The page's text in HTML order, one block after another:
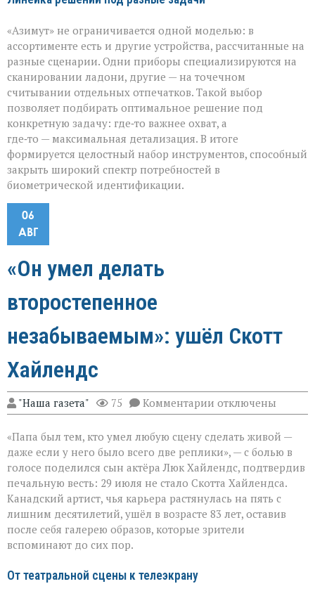
«Азимут» не ограничивается одной моделью: в
ассортименте есть и другие устройства, рассчитанные на
разные сценарии. Одни приборы специализируются на
сканировании ладони, другие — на точечном
считывании отдельных отпечатков. Такой выбор
позволяет подбирать оптимальное решение под
конкретную задачу: где‑то важнее охват, а
где‑то — максимальная детализация. В итоге
формируется целостный набор инструментов, способный
закрыть широкий спектр потребностей в
биометрической идентификации.
06
АВГ
«Он умел делать
второстепенное
незабываемым»: ушёл Скотт
Хайлендс
"Наша газета" 75 Комментарии к
записи
умел
делать
второстепенное
незабываемым»:
ушёл
Скотт
Хайлендс
отключены
«Папа был тем, кто умел любую сцену сделать живой —
даже если у него было всего две реплики», — с болью в
голосе поделился сын актёра Люк Хайлендс, подтвердив
печальную весть: 29 июля не стало Скотта Хайлендса.
Канадский артист, чья карьера растянулась на пять с
лишним десятилетий, ушёл в возрасте 83 лет, оставив
после себя галерею образов, которые зрители
вспоминают до сих пор.
От театральной сцены к телеэкрану